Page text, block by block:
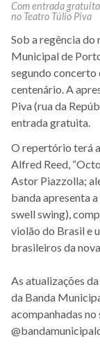
Com entrada
no Teatro Túlio Piva
Sob a regência do
Municipal de
segundo concerto
centenário. A
Piva(rua da
entrada gratuita.
O repertório terá
Alfred Reed,
Astor Piazzolla;
banda apresenta
swell swing),
violão do Brasil e
brasileiros da
As atualizações
da Banda
acompanhadas